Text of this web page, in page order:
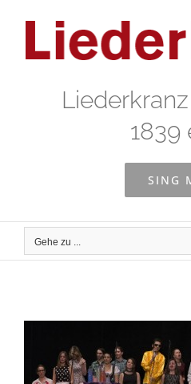
springen
1839
SING
Gehe zu ...